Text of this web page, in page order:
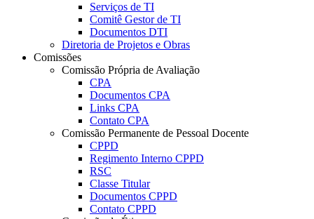
Serviços de TI
Comitê Gestor de TI
Documentos DTI
Diretoria de Projetos e Obras
Comissões
Comissão Própria de Avaliação
CPA
Documentos CPA
Links CPA
Contato CPA
Comissão Permanente de Pessoal Docente
CPPD
Regimento Interno CPPD
RSC
Classe Titular
Documentos CPPD
Contato CPPD